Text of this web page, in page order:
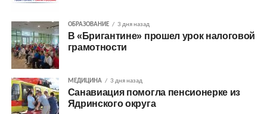
ОБРАЗОВАНИЕ 3 дня назад
В «Бригантине» прошел урок налоговой
грамотности
МЕДИЦИНА 3 дня назад
Санавиация помогла пенсионерке из
Ядринского округа